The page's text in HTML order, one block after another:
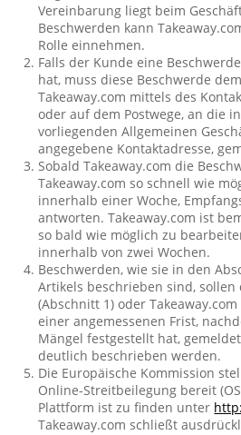
Vereinbarung liegt beim
Beschwerden kann
Rolle einnehmen.
Falls der Kunde eine
hat, muss diese Beschwerde
Takeaway.com mittels des
oder auf dem Postwege, an die
vorliegenden Allgemeinen
angegebene Kontaktadresse,
Sobald Takeaway.com die
Takeaway.com so schnell wie
innerhalb einer Woche,
antworten. Takeaway.com ist
so bald wie möglich zu
innerhalb von zwei Wochen.
Beschwerden, wie sie in den
Artikels beschrieben sind, sollen
(Abschnitt 1) oder
einer angemessenen Frist,
Mängel festgestellt hat,
deutlich beschrieben werden.
Die Europäische Kommission
Online-Streitbeilegung bereit
Plattform ist zu finden unter
Takeaway.com schließt